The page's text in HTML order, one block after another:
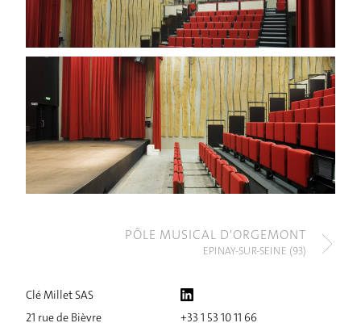
PÔLE MUSICAL D'ORGEMONT
EPINAY-SUR-SEINE (93)
Clé Millet SAS
21 rue de Bièvre
+33 1 53 10 11 66